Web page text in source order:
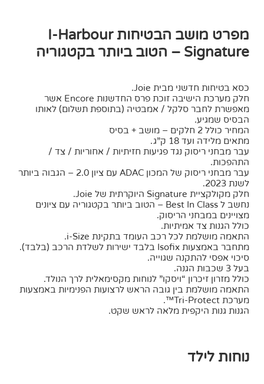
מפרט מושב הבטיחות I-Harbour
Signature – הטוב ביותר בקטגוריה
כסא בטיחות חדשני מבית Joie.
חלק מערכת הישיבה זוכת פרס החדשנות Encore אשר
מאפשרת לחבר סלקל / אמבטיה (בתוספת תשלום) לאותו
הבסיס שמגיע.
המחיר כולל 2 חלקים – מושב + בסיס
מתאים מלידה ועד 18 ק”ג.
עבר מבחני ריסוק נגד פגיעות חזיתיות / אחוריות / צד /
התהפכות.
עבר מבחני ריסוק של המכון ADAC עם ציון 2.0 – הגבוה ביותר
לשנת 2023.
חלק מקולקציית Signature היוקרתית של Joie.
נחשב ל Best In Class – הטוב ביותר בקטגוריה עם ציונים
מצויינים במבחני הריסוק.
כולל הגנות צד אמיתיות.
התאמה מושלמת לכל רכב העומד בתקינת i-Size.
מתחבר באמצעות Isofix בלבד ישירות לשלדת הרכב (בלבד).
סיכוי אפסי להתקנה שגוייה.
בעל 3 שכבות הגנה.
כולל מזרון זיכרון “ויסקו” לנוחות מקסימאלית לרך הנולד.
התאמה מושלמת בין גובה הראש לרצועות הפנימיות באמצעות
מערכת Tri-Protect™.
הגנות גנות היקפית מלאה לראש שקט.
נוחות לילד